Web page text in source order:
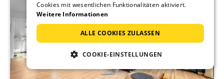
Cookies mit wesentlichen Funktionalitäten aktiviert.
Weitere Informationen
ALLE COOKIES ZULASSEN
COOKIE-EINSTELLUNGEN